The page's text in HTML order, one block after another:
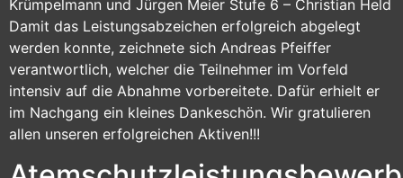
Krümpelmann und Jürgen Meier Stufe 6 – Christian Held
Damit das Leistungsabzeichen erfolgreich abgelegt
werden konnte, zeichnete sich Andreas Pfeiffer
verantwortlich, welcher die Teilnehmer im Vorfeld
intensiv auf die Abnahme vorbereitete. Dafür erhielt er
im Nachgang ein kleines Dankeschön. Wir gratulieren
allen unseren erfolgreichen Aktiven!!!